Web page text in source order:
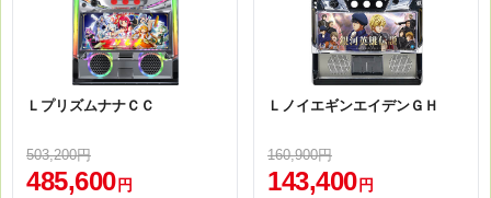
ＬプリズムナナＣＣ
503,200円
485,600 円
ＬノイエギンエイデンＧＨ
160,900円
143,400 円